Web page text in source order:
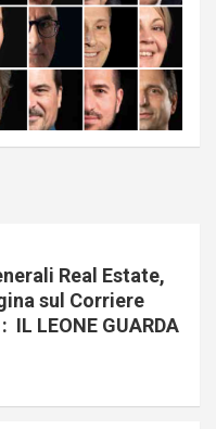
Real Estate,
sul Corriere
LEONE GUARDA